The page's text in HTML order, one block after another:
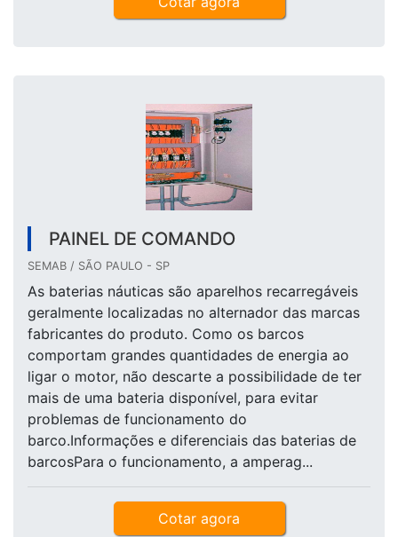
PAINEL DE COMANDO
SEMAB / SÃO PAULO - SP
As baterias náuticas são aparelhos recarregáveis
geralmente localizadas no alternador das marcas
fabricantes do produto. Como os barcos
comportam grandes quantidades de energia ao
ligar o motor, não descarte a possibilidade de ter
mais de uma bateria disponível, para evitar
problemas de funcionamento do
barco.Informações e diferenciais das baterias de
barcosPara o funcionamento, a amperag...
Cotar agora